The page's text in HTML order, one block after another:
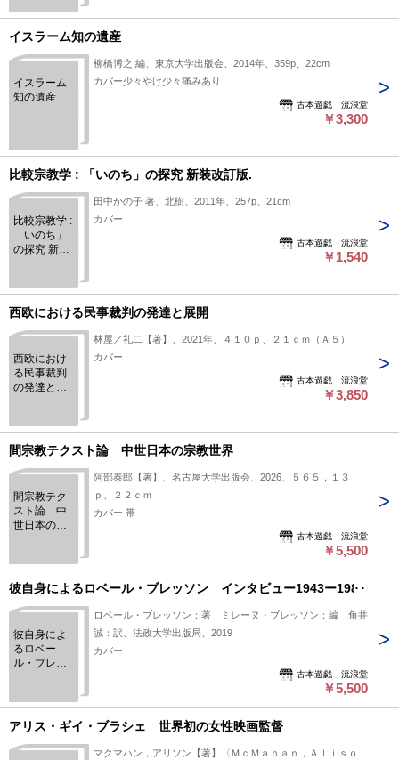
イスラーム知の遺産
イスラーム
知の遺産
柳橋博之 編、東京大学出版会、2014年、359p、22cm
カバー少々やけ少々痛みあり
古本遊戯 流浪堂
￥3,300
比較宗教学 : 「いのち」の探究 新装改訂版.
比較宗教学 :
「いのち」
の探究 新装
田中かの子 著、北樹、2011年、257p、21cm
カバー
古本遊戯 流浪堂
￥1,540
西欧における民事裁判の発達と展開
西欧におけ
る民事裁判
の発達と展
林屋／礼二【著】、2021年、４１０ｐ、２１ｃｍ（Ａ５）
カバー
古本遊戯 流浪堂
￥3,850
間宗教テクスト論 中世日本の宗教世界
間宗教テク
スト論 中
世日本の宗
阿部泰郎【著】、名古屋大学出版会、2026、５６５，１３
ｐ、２２ｃｍ
カバー 帯
古本遊戯 流浪堂
￥5,500
彼自身によるロベール・ブレッソン インタビュー1943ー1983
彼自身によ
るロベー
ル・ブレッ
1943ー1983
ロベール・ブレッソン：著 ミレーヌ・ブレッソン：編 角井
誠：訳、法政大学出版局、2019
カバー
古本遊戯 流浪堂
￥5,500
アリス・ギイ・ブラシェ 世界初の女性映画監督
マクマハン，アリソン【著】〈ＭｃＭａｈａｎ，Ａｌｉｓｏ